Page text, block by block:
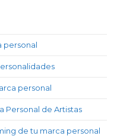
personal
personal
Personal de Artistas
de tu marca personal